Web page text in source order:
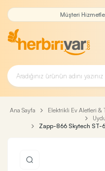
Müşteri
Ana Sayfa Elektrikli Ev Aletleri &
Zapp-866 Skytech